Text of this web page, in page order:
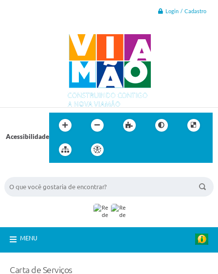
Login / Cadastro
Acessibilidade
MENU
Carta de Serviços